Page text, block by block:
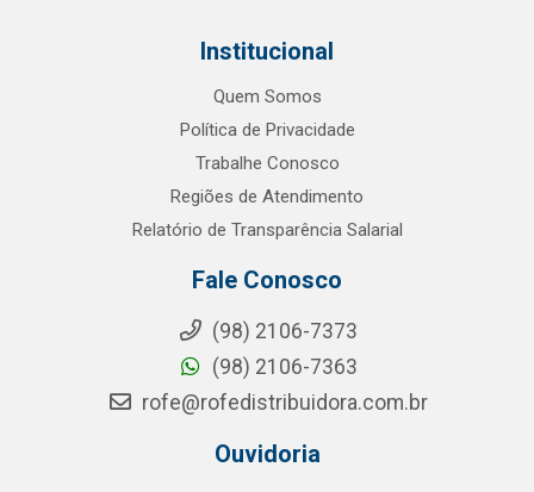
Institucional
Quem Somos
Política de Privacidade
Trabalhe Conosco
Regiões de Atendimento
Relatório de Transparência Salarial
Fale Conosco
(98) 2106-7373
(98) 2106-7363
rofe@rofedistribuidora.com.br
Ouvidoria